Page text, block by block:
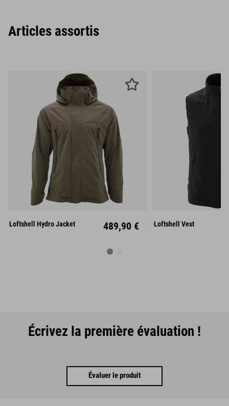
Articles assortis
L
XL
Loftshell Hydro Jacket 489,90 € Loftshell Vest
Écrivez la première évaluation !
Évaluer le produit